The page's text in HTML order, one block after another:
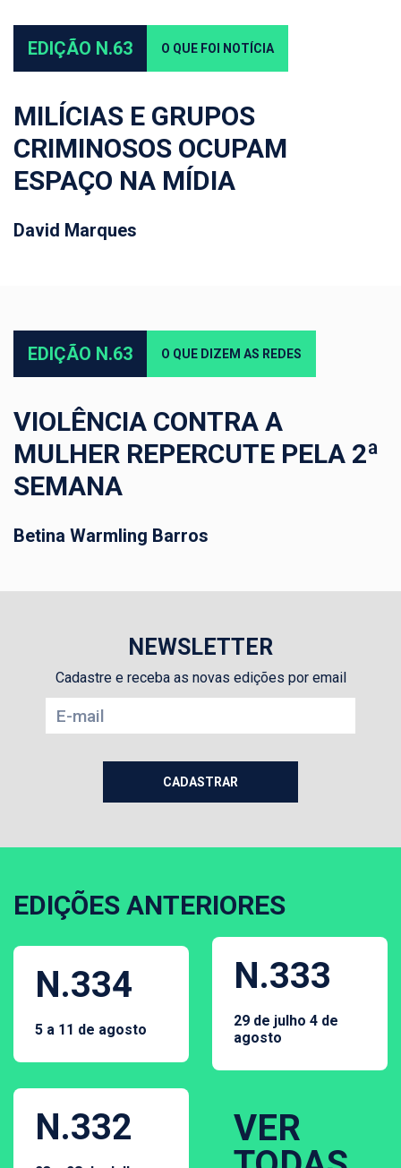
EDIÇÃO N.63 O QUE FOI NOTÍCIA
MILÍCIAS E GRUPOS
CRIMINOSOS OCUPAM
ESPAÇO NA MÍDIA
David Marques
EDIÇÃO N.63 O QUE DIZEM AS REDES
VIOLÊNCIA CONTRA A
MULHER REPERCUTE PELA 2ª
SEMANA
Betina Warmling Barros
NEWSLETTER
Cadastre e receba as novas edições por email
EDIÇÕES ANTERIORES
N.334
5 a 11 de agosto
N.333
29 de julho 4 de
agosto
N.332
VER